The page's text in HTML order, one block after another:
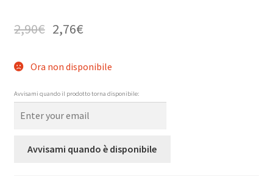
2,90€ 2,76€
Ora non disponibile
Avvisami quando il prodotto torna disponibile:
Avvisami quando è disponibile